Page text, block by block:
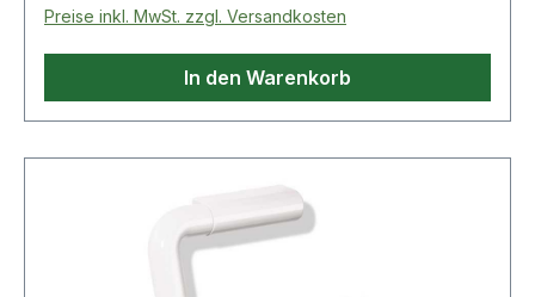
Preise inkl. MwSt. zzgl. Versandkosten
In den Warenkorb